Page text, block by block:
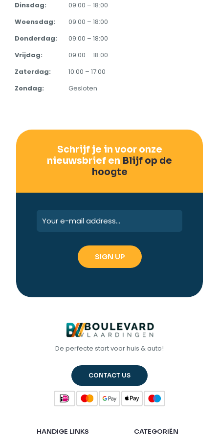
Dinsdag:
09:00 – 18:00
Woensdag:
09:00 – 18:00
Donderdag:
09:00 – 18:00
Vrijdag:
09:00 – 18:00
Zaterdag:
10:00 – 17:00
Zondag:
Gesloten
Schrijf je in voor onze
nieuwsbrief en Blijf op de
hoogte
De perfecte start voor huis & auto!
CONTACT US
HANDIGE LINKS CATEGORIËN